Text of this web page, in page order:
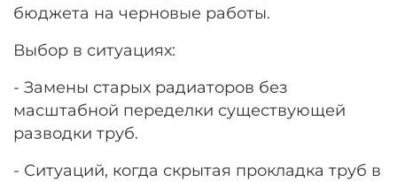
бюджета на черновые работы.
Выбор в ситуациях:
- Замены старых радиаторов без
масштабной переделки существующей
разводки труб.
- Ситуаций, когда скрытая прокладка труб в